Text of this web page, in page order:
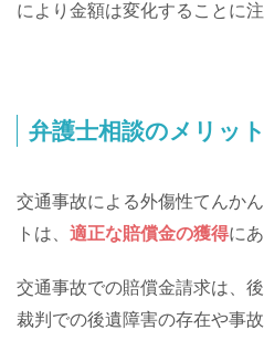
により金額は変化することに注
弁護士相談のメリット
交通事故による外傷性てんか
トは、 適正な賠償金の獲得に
交通事故での賠償金請求は、
裁判での後遺障害の存在や事